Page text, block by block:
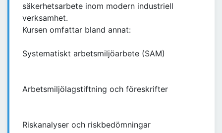
säkerhetsarbete inom modern industriell
verksamhet.
Kursen omfattar bland annat:
Systematiskt arbetsmiljöarbete (SAM)
Arbetsmiljölagstiftning och föreskrifter
Riskanalyser och riskbedömningar